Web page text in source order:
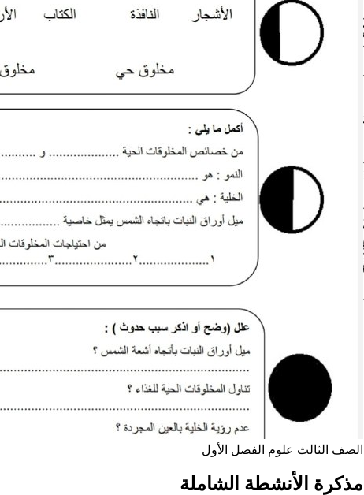
الصف الثالث علوم الفصل الأول
مذكرة الأنشطة الشاملة